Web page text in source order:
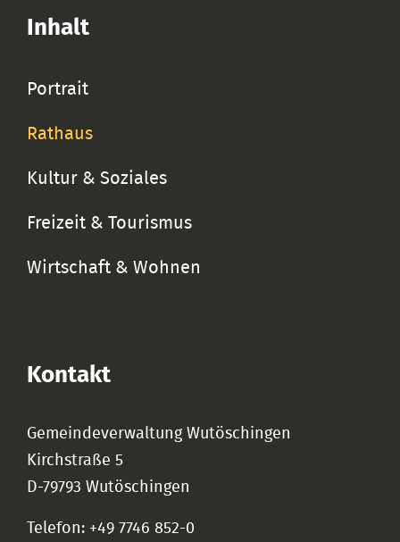
Inhalt
Portrait
Rathaus
Kultur & Soziales
Freizeit & Tourismus
Wirtschaft & Wohnen
Kontakt
Gemeindeverwaltung Wutöschingen
Kirchstraße 5
D-79793 Wutöschingen
Telefon: +49 7746 852-0